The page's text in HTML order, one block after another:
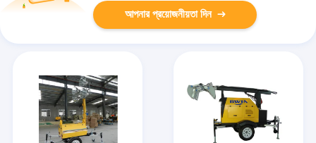
আপনার প্রয়োজনীয়তা দিন